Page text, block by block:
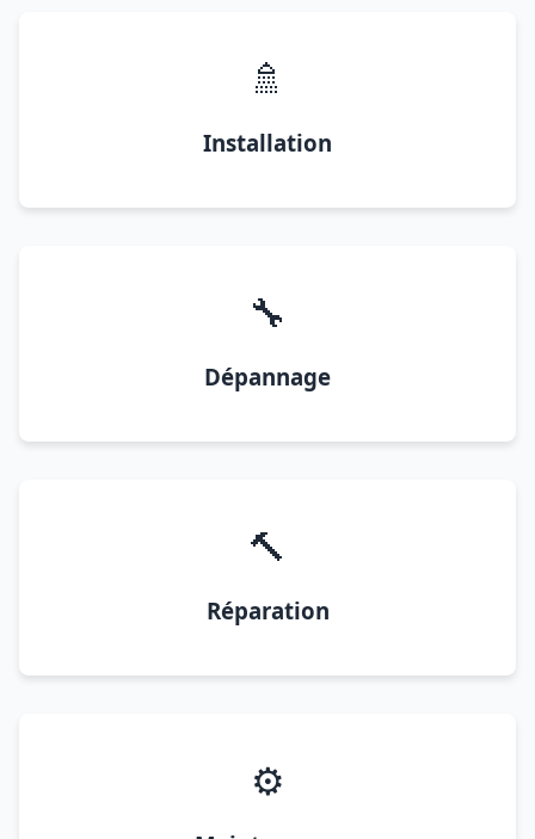
🚿
Installation
🔧
Dépannage
🔨
Réparation
⚙️